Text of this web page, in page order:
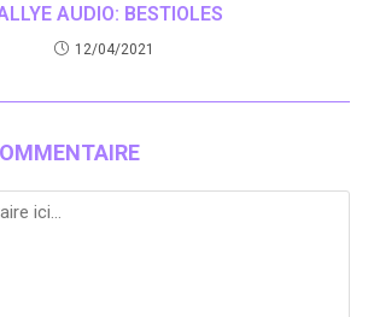
AUDIO: BESTIOLES
12/04/2021